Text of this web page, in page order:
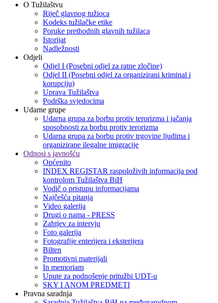
O Tužilaštvu
Riječ glavnog tužioca
Kodeks tužilačke etike
Poruke prethodnih glavnih tužilaca
Istorijat
Nadležnosti
Odjeli
Odjel I (Posebni odjel za ratne zločine)
Odjel II (Posebni odjel za organizirani kriminal i
korupciju)
Uprava Tužilaštva
Podrška svjedocima
Udarne grupe
Udarna grupa za borbu protiv terorizma i jačanja
sposobnosti za borbu protiv terorizma
Udarna grupa za borbu protiv trgovine ljudima i
organizirane ilegalne imigracije
Odnosi s javnošću
Općenito
INDEX REGISTAR raspoloživih informacija pod
kontrolom Tužilaštva BiH
Vodič o pristupu informacijama
Najčešća pitanja
Video galerija
Drugi o nama - PRESS
Zahtjev za intervju
Foto galerija
Fotografije enterijera i eksterijera
Bilten
Promotivni materijali
In memoriam
Upute za podnošenje pritužbi UDT-u
SKY I ANOM PREDMETI
Pravna saradnja